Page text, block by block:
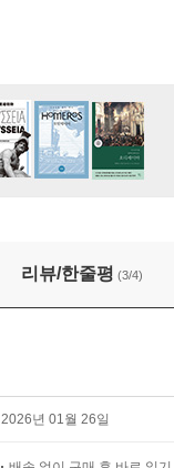
리뷰/한줄평 (3/4)
2026년 01월 26일